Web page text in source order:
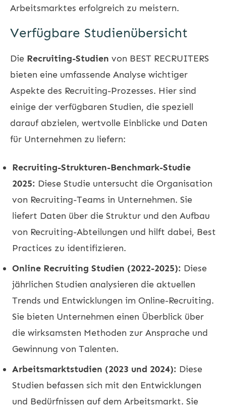
Arbeitsmarktes erfolgreich zu meistern.
Verfügbare Studienübersicht
Die Recruiting-Studien von BEST RECRUITERS
bieten eine umfassende Analyse wichtiger
Aspekte des Recruiting-Prozesses. Hier sind
einige der verfügbaren Studien, die speziell
darauf abzielen, wertvolle Einblicke und Daten
für Unternehmen zu liefern:
Recruiting-Strukturen-Benchmark-Studie
2025: Diese Studie untersucht die Organisation
von Recruiting-Teams in Unternehmen. Sie
liefert Daten über die Struktur und den Aufbau
von Recruiting-Abteilungen und hilft dabei, Best
Practices zu identifizieren.
Online Recruiting Studien (2022-2025): Diese
jährlichen Studien analysieren die aktuellen
Trends und Entwicklungen im Online-Recruiting.
Sie bieten Unternehmen einen Überblick über
die wirksamsten Methoden zur Ansprache und
Gewinnung von Talenten.
Arbeitsmarktstudien (2023 und 2024): Diese
Studien befassen sich mit den Entwicklungen
und Bedürfnissen auf dem Arbeitsmarkt. Sie